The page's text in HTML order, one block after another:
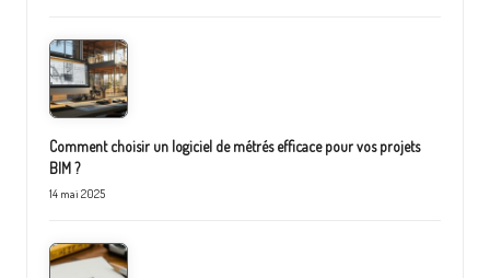
Comment choisir un logiciel de métrés efficace pour vos projets
BIM ?
14 mai 2025